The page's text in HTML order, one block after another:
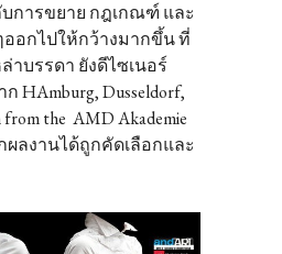
การขยาย กฎเกณฑ์ และ
อกไปให้กว้างมากขึ้น ที่
าบรรดา ยังดีไซเนอร์
ก HAmburg, Dusseldorf,
from the AMD Akademie
ผลงานได้ถูกคัดเลือกและ